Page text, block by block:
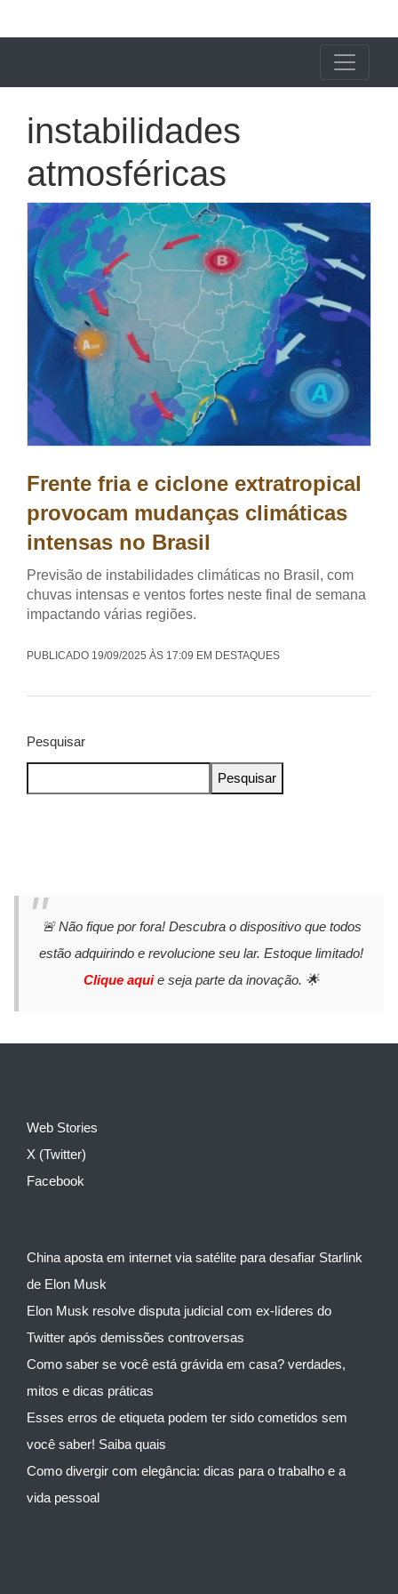
instabilidades
atmosféricas
Frente fria e ciclone extratropical
provocam mudanças climáticas
intensas no Brasil
Previsão de instabilidades climáticas no Brasil, com
chuvas intensas e ventos fortes neste final de semana
impactando várias regiões.
PUBLICADO 19/09/2025 ÀS 17:09 EM DESTAQUES
Pesquisar
Pesquisar
🚨 Não fique por fora! Descubra o dispositivo que todos
estão adquirindo e revolucione seu lar. Estoque limitado!
Clique aquie seja parte da inovação. 🌟
Web Stories
X (Twitter)
Facebook
China aposta em internet via satélite para desafiar Starlink
de Elon Musk
Elon Musk resolve disputa judicial com ex-líderes do
Twitter após demissões controversas
Como saber se você está grávida em casa? verdades,
mitos e dicas práticas
Esses erros de etiqueta podem ter sido cometidos sem
você saber! Saiba quais
Como divergir com elegância: dicas para o trabalho e a
vida pessoal